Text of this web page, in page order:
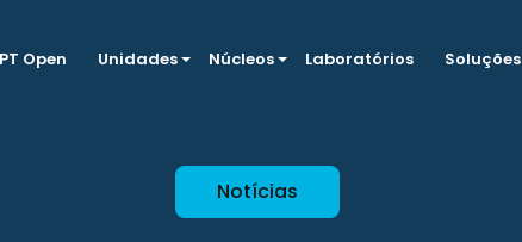
Open Unidades Núcleos Laboratórios Soluções
Notícias